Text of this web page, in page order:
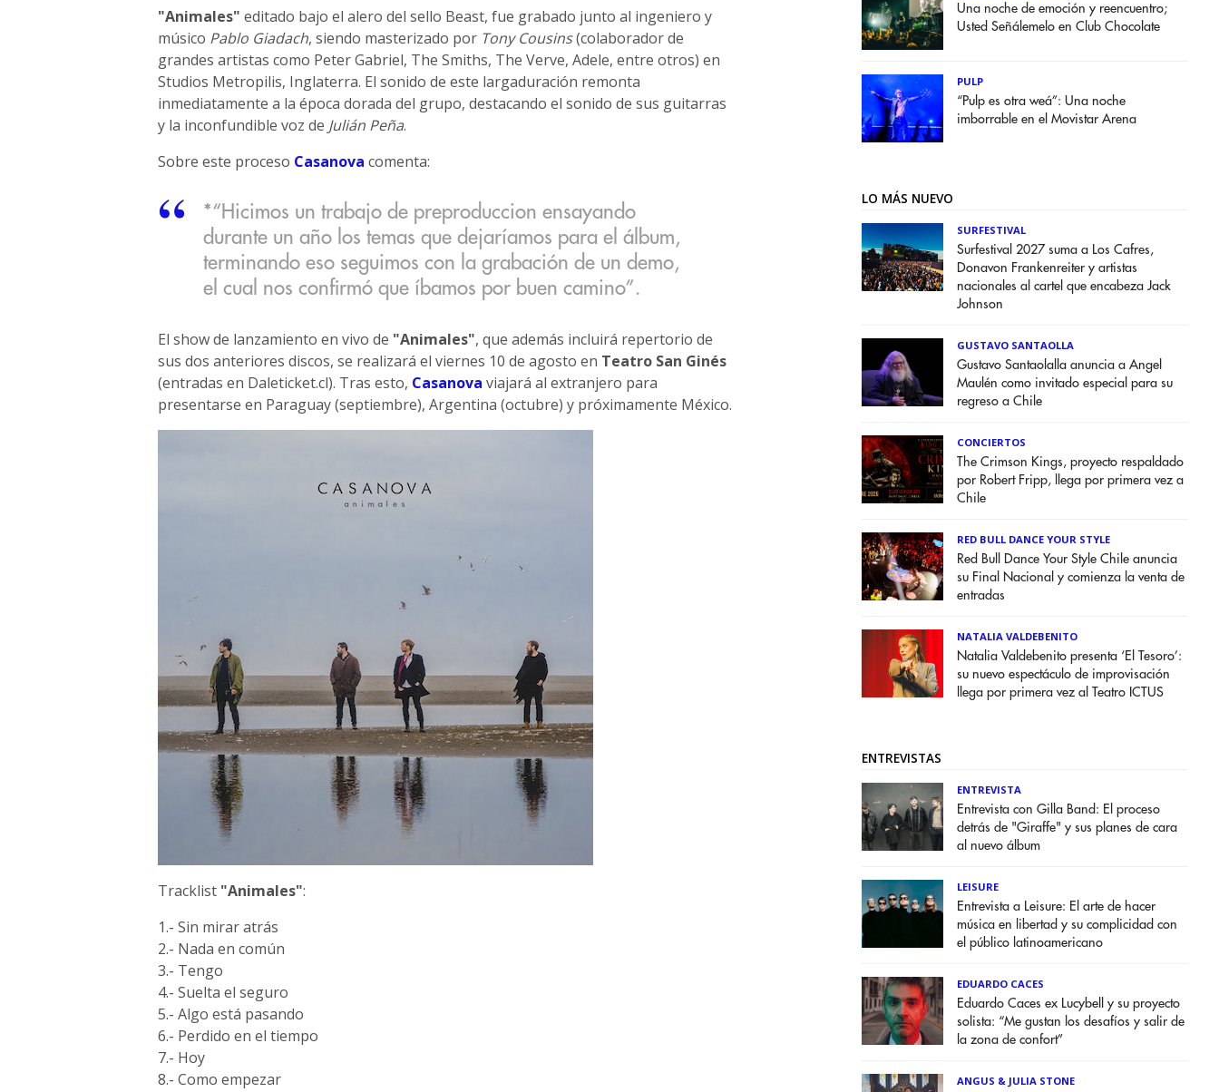
"Animales" editado bajo el alero del sello Beast, fue grabado junto al ingeniero y
músico Pablo Giadach, siendo masterizado por Tony Cousins(colaborador de
grandes artistas como Peter Gabriel, The Smiths, The Verve, Adele, entre otros) en
Studios Metropilis, Inglaterra. El sonido de este largaduración remonta
inmediatamente a la época dorada del grupo, destacando el sonido de sus guitarras
y la inconfundible voz de Julián Peña.
Sobre este proceso Casanova comenta:
*“Hicimos un trabajo de preproduccion ensayando
durante un año los temas que dejaríamos para el álbum,
terminando eso seguimos con la grabación de un demo,
el cual nos confirmó que íbamos por buen camino”.
El show de lanzamiento en vivo de "Animales", que además incluirá repertorio de
sus dos anteriores discos, se realizará el viernes 10 de agosto en Teatro San Ginés
(entradas en Daleticket.cl). Tras esto, Casanova viajará al extranjero para
presentarse en Paraguay (septiembre), Argentina (octubre) y próximamente México.
Tracklist "Animales":
1.- Sin mirar atrás
2.- Nada en común
3.- Tengo
4.- Suelta el seguro
5.- Algo está pasando
6.- Perdido en el tiempo
7.- Hoy
8.- Como empezar
Una noche de emoción y reencuentro;
Usted Señálemelo en Club Chocolate
PULP
“Pulp es otra weá”: Una noche
imborrable en el Movistar Arena
LO MÁS NUEVO
SURFESTIVAL
Surfestival 2027 suma a Los Cafres,
Donavon Frankenreiter y artistas
nacionales al cartel que encabeza Jack
Johnson
GUSTAVO SANTAOLLA
Gustavo Santaolalla anuncia a Angel
Maulén como invitado especial para su
regreso a Chile
CONCIERTOS
The Crimson Kings, proyecto respaldado
por Robert Fripp, llega por primera vez a
Chile
RED BULL DANCE YOUR STYLE
Red Bull Dance Your Style Chile anuncia
su Final Nacional y comienza la venta de
entradas
NATALIA VALDEBENITO
Natalia Valdebenito presenta ‘El Tesoro’:
su nuevo espectáculo de improvisación
llega por primera vez al Teatro ICTUS
ENTREVISTAS
ENTREVISTA
Entrevista con Gilla Band: El proceso
detrás de "Giraffe" y sus planes de cara
al nuevo álbum
LEISURE
Entrevista a Leisure: El arte de hacer
música en libertad y su complicidad con
el público latinoamericano
EDUARDO CACES
Eduardo Caces ex Lucybell y su proyecto
solista: “Me gustan los desafíos y salir de
la zona de confort”
ANGUS & JULIA STONE